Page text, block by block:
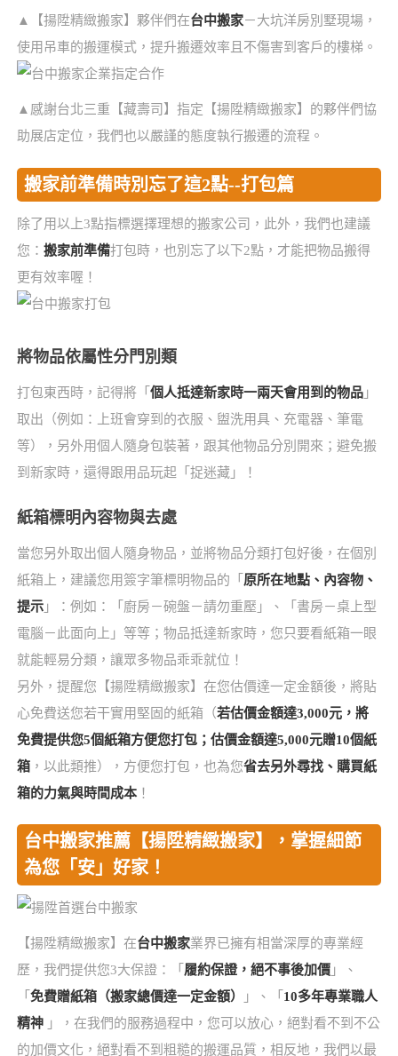
▲【揚陞精緻搬家】夥伴們在台中搬家－大坑洋房別墅現場，
使用吊車的搬運模式，提升搬遷效率且不傷害到客戶的樓梯。
▲感謝台北三重【藏壽司】指定【揚陞精緻搬家】的夥伴們協
助展店定位，我們也以嚴謹的態度執行搬遷的流程。
搬家前準備時別忘了這2點--打包篇
除了用以上3點指標選擇理想的搬家公司，此外，我們也建議
您： 搬家前準備打包時，也別忘了以下2點，才能把物品搬得
更有效率喔！
將物品依屬性分門別類
打包東西時，記得將「 個人抵達新家時一兩天會用到的物品」
取出（例如：上班會穿到的衣服、盥洗用具、充電器、筆電
等），另外用個人隨身包裝著，跟其他物品分別開來；避免搬
到新家時，還得跟用品玩起「捉迷藏」！
紙箱標明內容物與去處
當您另外取出個人隨身物品，並將物品分類打包好後，在個別
紙箱上，建議您用簽字筆標明物品的「 原所在地點、內容物、
提示」：例如：「廚房－碗盤－請勿重壓」、「書房－桌上型
電腦－此面向上」等等；物品抵達新家時，您只要看紙箱一眼
就能輕易分類，讓眾多物品乖乖就位！
另外，提醒您【揚陞精緻搬家】在您估價達一定金額後，將貼
心免費送您若干實用堅固的紙箱（若估價金額達3,000元，將
免費提供您5個紙箱方便您打包；估價金額達5,000元贈10個紙
箱，以此類推），方便您打包，也為您省去另外尋找、購買紙
箱的力氣與時間成本！
台中搬家推薦【揚陞精緻搬家】，掌握細節
為您「安」好家！
【揚陞精緻搬家】在台中搬家業界已擁有相當深厚的專業經
歷，我們提供您3大保證：「 履約保證，絕不事後加價」、
「 免費贈紙箱（搬家總價達一定金額） 」、「 10多年專業職人
精神 」，在我們的服務過程中，您可以放心，絕對看不到不公
的加價文化，絕對看不到粗糙的搬運品質，相反地，我們以最